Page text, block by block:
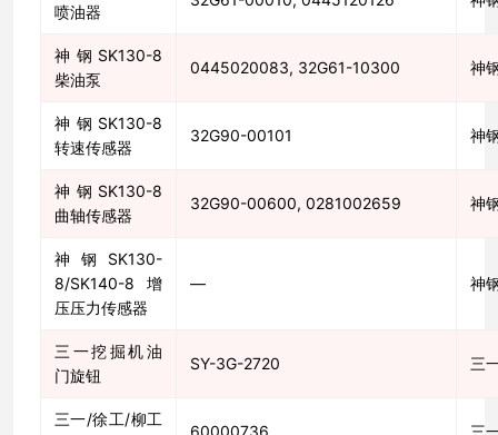
喷油器
神钢SK130-8
柴油泵
0445020083, 32G61-10300 神
神钢SK130-8
转速传感器
32G90-00101 神
神钢SK130-8
曲轴传感器
32G90-00600, 0281002659 神
神钢SK130-
8/SK140-8增
压压力传感器
— 神
三一挖掘机油
门旋钮
SY-3G-2720 三
三一/徐工/柳工
60000736 三